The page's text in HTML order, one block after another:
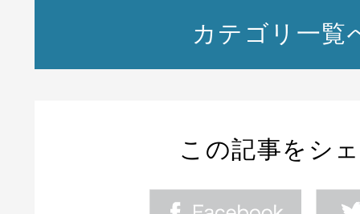
カテゴリ一覧
この記事をシ